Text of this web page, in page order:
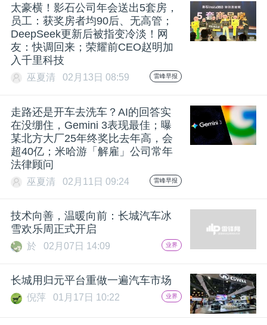
太豪横！影石公司年会送出5套房，
员工：获奖房者均90后、无高管；
DeepSeek更新后被指变冷淡！网
友：快调回来；荣耀前CEO赵明加
入千里科技
巫夏清 02月13日 08:59 雷峰早报
走路还是开车去洗车？AI的回答实
在没绷住，Gemini 3表现最佳；曝
某北方大厂25年终奖比去年高，会
超40亿；米哈游「解雇」公司常年
法律顾问
巫夏清 02月11日 09:24 雷峰早报
技术向善，温暖向前：长城汽车冰
雪欢乐周正式开启
於 02月07日 14:09 业界
长城用归元平台重做一遍汽车市场
倪萍 01月17日 10:22 业界